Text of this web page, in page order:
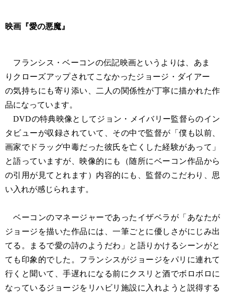
映画『愛の悪魔』
フランシス・ベーコンの伝記映画というよりは、あま
りクローズアップされてこなかったジョージ・ダイアー
の気持ちにも寄り添い、二人の関係性が丁寧に描かれた作
品になっています。
DVDの特典映像としてジョン・メイバリー監督らのイン
タビューが収録されていて、その中で監督が「僕も以前、
画家でドラッグ中毒だった彼氏を亡くした経験があって」
と語っていますが、映像的にも（随所にベーコン作品から
の引用が見てとれます）内容的にも、監督のこだわり、思
い入れが感じられます。
ベーコンのマネージャーであったイザベラが「あなたが
ジョージを描いた作品には、一筆ごとに優しさがにじみ出
てる。まるで愛の詩のようだわ」と語りかけるシーンがと
ても印象的でした。フランシスがジョージをパリに連れて
行くと聞いて、手遅れになる前にクスリと酒でボロボロに
なっているジョージをリハビリ施設に入れようと説得する